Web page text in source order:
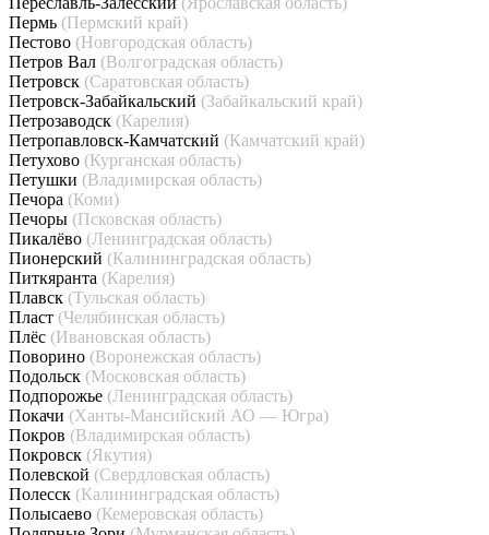
Пермь (Пермский край)
Пестово (Новгородская область)
Петров Вал (Волгоградская область)
Петровск (Саратовская область)
Петровск-Забайкальский (Забайкальский край)
Петрозаводск (Карелия)
Петропавловск-Камчатский (Камчатский край)
Петухово (Курганская область)
Петушки (Владимирская область)
Печора (Коми)
Печоры (Псковская область)
Пикалёво (Ленинградская область)
Пионерский (Калининградская область)
Питкяранта (Карелия)
Плавск (Тульская область)
Пласт (Челябинская область)
Плёс (Ивановская область)
Поворино (Воронежская область)
Подольск (Московская область)
Подпорожье (Ленинградская область)
Покачи (Ханты-Мансийский АО — Югра)
Покров (Владимирская область)
Покровск (Якутия)
Полевской (Свердловская область)
Полесск (Калининградская область)
Полысаево (Кемеровская область)